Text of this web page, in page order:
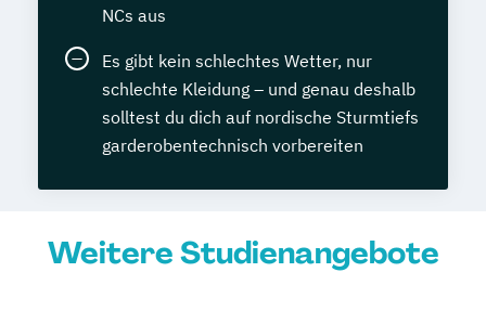
NCs aus
Es gibt kein schlechtes Wetter, nur
schlechte Kleidung – und genau deshalb
solltest du dich auf nordische Sturmtiefs
garderobentechnisch vorbereiten
Weitere Studienangebote